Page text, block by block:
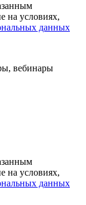
на условиях,
данных
вебинары
на условиях,
данных